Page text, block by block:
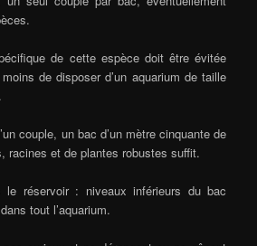
de cette espèce doit être évitée
de disposer d’un aquarium de taille
couple, un bac d’un mètre cinquante de
racines et de plantes robustes suffit.
le réservoir : niveaux inférieurs du bac
tout l’aquarium.